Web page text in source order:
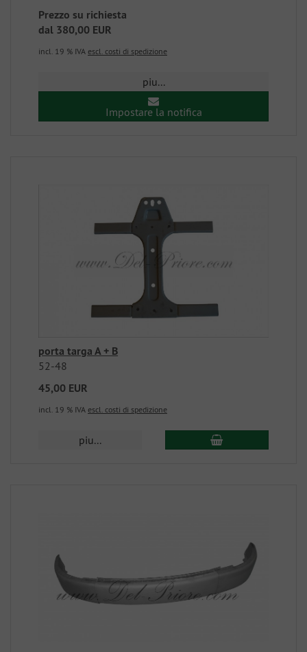
Prezzo su richiesta
dal 380,00 EUR
incl. 19 % IVA escl. costi di spedizione
piu...
Impostare la notifica
porta targa A + B
52-48
45,00 EUR
incl. 19 % IVA escl. costi di spedizione
piu...